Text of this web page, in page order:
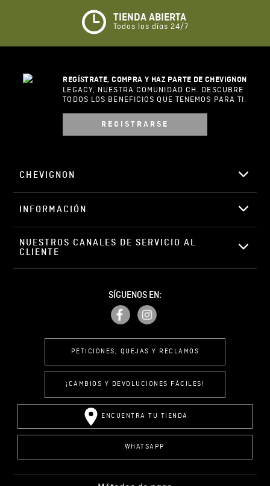
TIENDA ABIERTA
Todos los días 24/7
REGÍSTRATE, COMPRA Y HAZ PARTE DE CHEVIGNON
LEGACY, NUESTRA COMUNIDAD CH. DESCUBRE
TODOS LOS BENEFICIOS QUE TENEMOS PARA TI.
REGISTRARSE
CHEVIGNON
INFORMACIÓN
NUESTROS CANALES DE SERVICIO AL
CLIENTE
SÍGUENOS EN:
PETICIONES, QUEJAS Y RECLAMOS
¡CAMBIOS Y DEVOLUCIONES FÁCILES!
ENCUENTRA TU TIENDA
WHATSAPP